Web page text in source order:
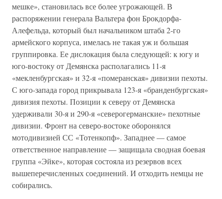
мешке», становилась все более угрожающей. В
распоряжении генерала Вальтера фон Брокдорфа-
Алефельда, который был начальником штаба 2-го
армейского корпуса, имелась не такая уж и большая
группировка. Ее дислокация была следующей: к югу и
юго-востоку от Демянска располагались 11-я
«мекленбургская» и 32-я «померанская» дивизии пехоты.
С юго-запада город прикрывала 123-я «бранденбургская»
дивизия пехоты. Позиции к северу от Демянска
удерживали 30-я и 290-я «северогерманские» пехотные
дивизии. Фронт на северо-востоке оборонялся
мотодивизией СС «Тотенкопф». Западнее — самое
ответственное направление — защищала сводная боевая
группа «Эйке», которая состояла из резервов всех
вышеперечисленных соединений. И отходить немцы не
собирались.